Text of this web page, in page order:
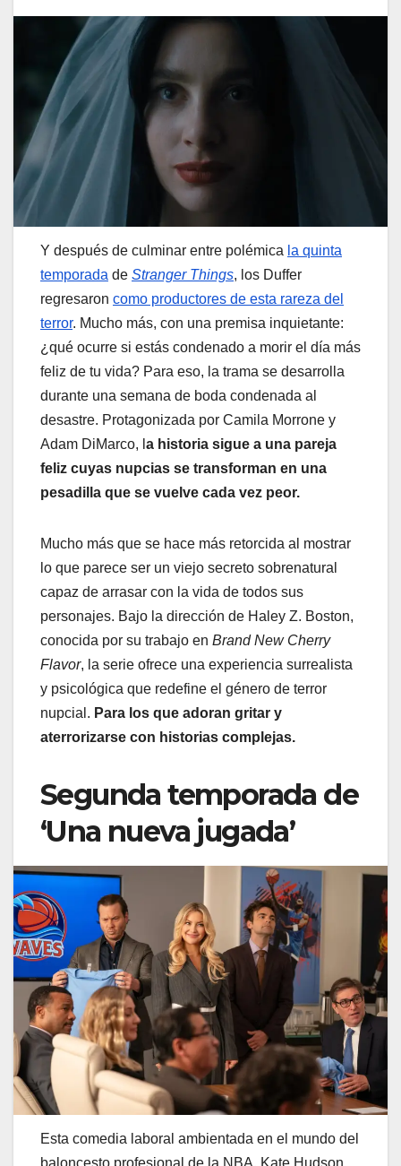
Y después de culminar entre polémica la quinta
temporada de Stranger Things, los Duffer
regresaron como productores de esta rareza del
terror. Mucho más, con una premisa inquietante:
¿qué ocurre si estás condenado a morir el día más
feliz de tu vida? Para eso, la trama se desarrolla
durante una semana de boda condenada al
desastre. Protagonizada por Camila Morrone y
Adam DiMarco, l a historia sigue a una pareja
feliz cuyas nupcias se transforman en una
pesadilla que se vuelve cada vez peor.
Mucho más que se hace más retorcida al mostrar
lo que parece ser un viejo secreto sobrenatural
capaz de arrasar con la vida de todos sus
personajes. Bajo la dirección de Haley Z. Boston,
conocida por su trabajo en Brand New Cherry
Flavor, la serie ofrece una experiencia surrealista
y psicológica que redefine el género de terror
nupcial. Para los que adoran gritar y
aterrorizarse con historias complejas.
Segunda temporada de
‘Una nueva jugada’
Esta comedia laboral ambientada en el mundo del